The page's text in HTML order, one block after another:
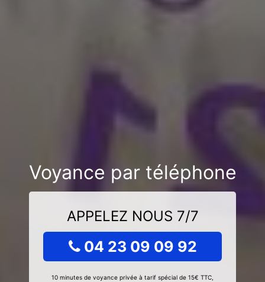
Voyance par téléphone
APPELEZ NOUS 7/7
04 23 09 09 92
10 minutes de voyance privée à tarif spécial de 15€ TTC,